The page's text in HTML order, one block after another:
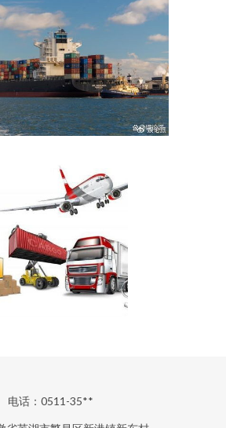
电话：0511-35**